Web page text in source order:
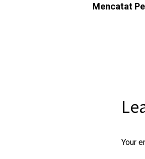
Mencatat
Your